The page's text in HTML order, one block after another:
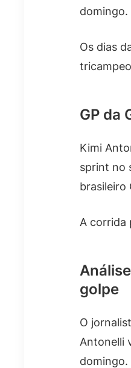
domingo.
Os dias
GP da
Kimi
sprint no
brasileiro
A corrida
golpe
O
Antonelli
domingo.